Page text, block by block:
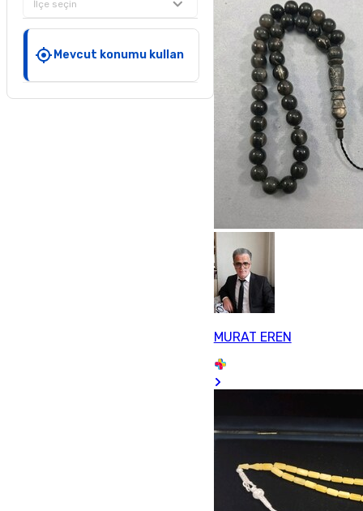
İlçe seçin
Mevcut konumu kullan
MURAT EREN